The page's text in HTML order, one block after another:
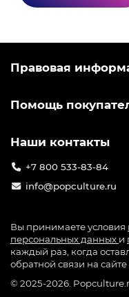
Правовая
Помощь
Наши контакты
+7 800 533-83-84
info@popculture.ru
Вы принимаете условия
персональных данных и
каждый раз, когда
обратной связи на
© 2025-2026.